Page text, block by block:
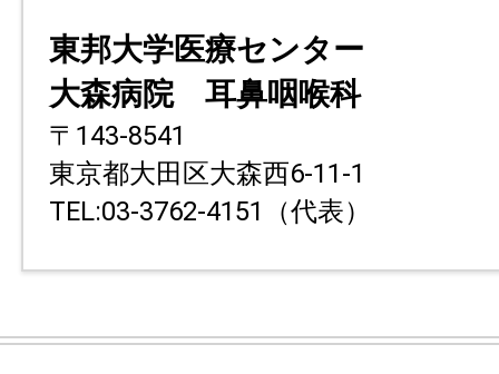
東邦大学医療センター
大森病院 耳鼻咽喉科
〒143-8541
東京都大田区大森西6-11-1
TEL:03-3762-4151（代表）